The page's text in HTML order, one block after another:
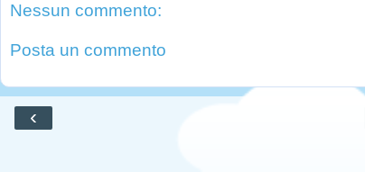
Nessun commento:
Posta un commento
‹